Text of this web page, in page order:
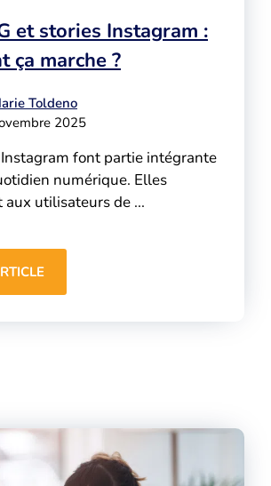
et stories Instagram :
ça marche ?
Toldeno
2025
font partie intégrante
numérique. Elles
utilisateurs de ...